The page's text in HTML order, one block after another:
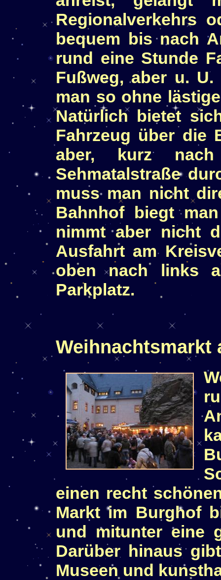
Regionalverkehrs
bequem bis nach
rund eine Stunde
Fußweg, aber u.
man so ohne
Natürlich bietet
Fahrzeug über die
aber, kurz nach
Sehmatalstraße
muss man nicht
Bahnhof biegt
nimmt aber nicht
Ausfahrt am
oben nach links
Parkplatz.
Weihnachtsmarkt
einen recht
Markt im Burghof
und mitunter eine
Darüber hinaus
Museen und